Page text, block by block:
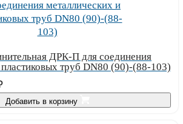
ДРК-П для соединения
труб DN80 (90)-(88-103)
Добавить в корзину